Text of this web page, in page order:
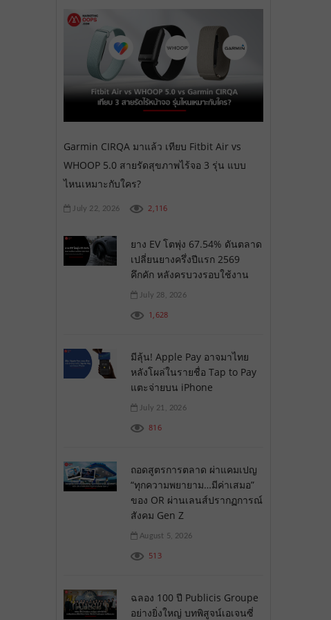
Garmin CIRQA มาแล้ว เทียบ Fitbit Air vs
WHOOP 5.0 สายรัดสุขภาพไร้จอ 3 รุ่น แบบ
ไหนเหมาะกับใคร?
July 22, 2026 2,116
ยาง EV โตพุ่ง 67.54% ดันตลาด
เปลี่ยนยางครึ่งปีแรก 2569
คึกคัก หลังครบวงรอบใช้งาน
July 28, 2026
1,628
มีลุ้น! Apple Pay อาจมาไทย
หลังโผล่ในรายชื่อ Tap to Pay
แตะจ่ายบน iPhone
July 21, 2026
816
ถอดสูตรการตลาด ผ่าแคมเปญ
“ทุกความพยายาม…มีค่าเสมอ”
ของ OR ผ่านเลนส์ปรากฏการณ์
สังคม Gen Z
August 5, 2026
513
ฉลอง 100 ปี Publicis Groupe
อย่างยิ่งใหญ่ บทพิสูจน์เอเจนซี่